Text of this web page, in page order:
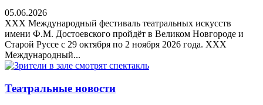
05.06.2026
XXX Международный фестиваль театральных искусств
имени Ф.М. Достоевского пройдёт в Великом Новгороде и
Старой Руссе с 29 октября по 2 ноября 2026 года. XXX
Международный...
Театральные новости